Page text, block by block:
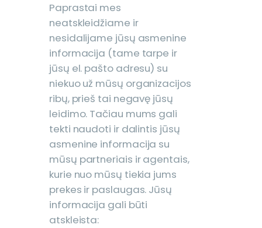
Paprastai mes
neatskleidžiame ir
nesidalijame jūsų asmenine
informacija (tame tarpe ir
jūsų el. pašto adresu) su
niekuo už mūsų organizacijos
ribų, prieš tai negavę jūsų
leidimo. Tačiau mums gali
tekti naudoti ir dalintis jūsų
asmenine informacija su
mūsų partneriais ir agentais,
kurie nuo mūsų tiekia jums
prekes ir paslaugas. Jūsų
informacija gali būti
atskleista: